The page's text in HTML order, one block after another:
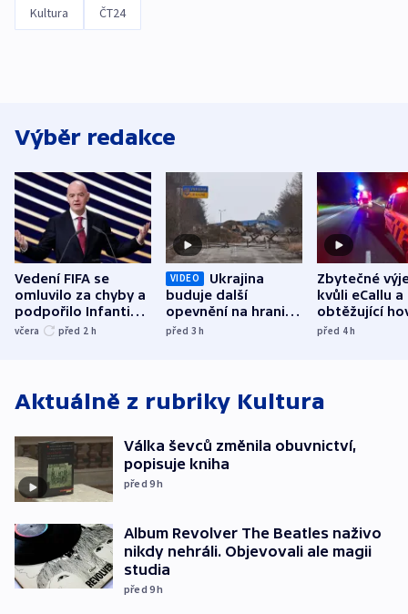
Kultura ČT24
Výběr redakce
Vedení FIFA se
omluvilo za chyby a
podpořilo Infantina.
UEFA trvá na
včera před 2 h
VIDEO
Ukrajina
buduje další
opevnění na hranici
s Běloruskem
před 3h
Zbytečné
kvůli eCallu a
obtěžující
zdržují
před 4h
Aktuálně z rubriky Kultura
Válka ševců změnila obuvnictví,
popisuje kniha
před 9h
Album Revolver The Beatles naživo
nikdy nehráli. Objevovali ale magii
studia
před 9h